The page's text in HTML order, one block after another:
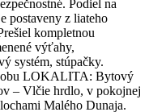
Podiel na
postaveny z liateho
kompletnou
výťahy,
systém, stúpačky.
LOKALITA: Bytový
– Vlčie hrdlo, v pokojnej
Malého Dunaja.